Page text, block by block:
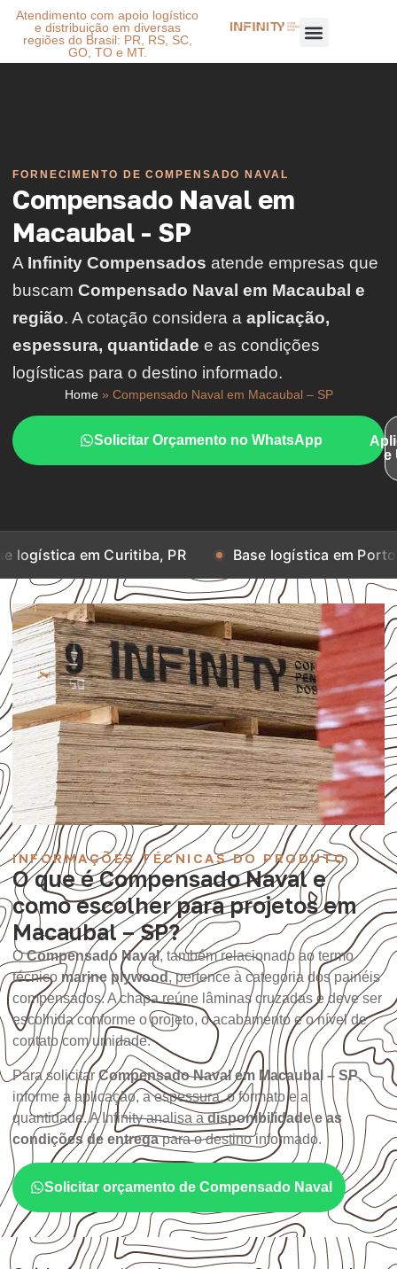
Atendimento com apoio logístico
e distribuição em diversas
regiões do Brasil: PR, RS, SC,
GO, TO e MT.
FORNECIMENTO DE COMPENSADO NAVAL
Compensado Naval em
Macaubal - SP
A Infinity Compensados atende empresas que
buscam Compensado Naval em Macaubal e
região. A cotação considera a aplicação,
espessura, quantidade e as condições
logísticas para o destino informado.
Home» Compensado Naval em Macaubal – SP
Solicitar Orçamento no WhatsApp
e
Curitiba, PR Base logística em Porto Alegre, RS
INFORMAÇÕES TÉCNICAS DO PRODUTO
O que é Compensado Naval e
como escolher para projetos em
Macaubal – SP?
OCompensado Naval, também relacionado ao termo
técnico marine plywood, pertence à categoria dos painéis
compensados. A chapa reúne lâminas cruzadas e deve ser
escolhida conforme o projeto, o acabamento e o nível de
contato com umidade.
Para solicitar Compensado Naval em Macaubal – SP,
informe a aplicação, a espessura, o formato e a
quantidade. A Infinity analisa adisponibilidade e as
condições de entregapara o destino informado.
Solicitar orçamento de Compensado Naval